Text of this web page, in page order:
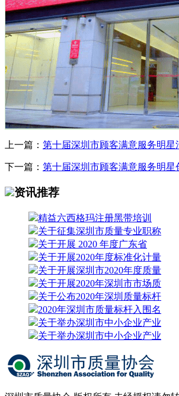
上一篇： 第十届深圳市顾客满意服务明
下一篇： 第十届深圳市顾客满意服务明
资讯推荐
精益六西格玛注册黑带培训
关于征集深圳市质量专业职称
关于开展 2020 年度广东省
关于开展2020年度标准化计量
关于开展深圳市2020年度质量
关于开展2020年深圳市市场质
关于公布2020年深圳质量标杆
2020年深圳市质量标杆入围名
关于举办深圳市中小企业产业
关于举办深圳市中小企业产业